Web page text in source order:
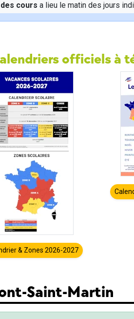
cours a lieu le matin des jours
officiels à
& Zones 2026-2027
Saint-Martin